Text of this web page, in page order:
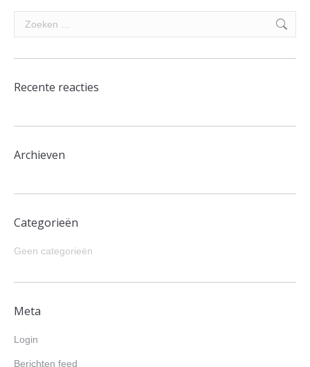
Search:
Recente reacties
Archieven
Categorieën
Geen categorieën
Meta
Login
Berichten feed